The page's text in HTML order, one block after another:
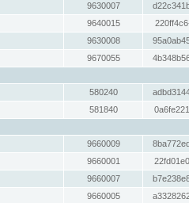
9630007
9640015
9630008
9670055
580240
581840
9660009
9660001
9660007
9660005